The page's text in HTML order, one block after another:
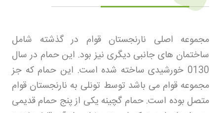
مجموعه اصلی نارنجستان قوام در گذشته شامل
ساختمان های جانبی دیگری نیز بود. این حمام در سال
130
0 خورشیدی ساخته شده است. این حمام که جز
مجموعه قوام می باشد توسط تونلی به نارنجستان قوام
متصل بوده است. حمام گچینه یکی از پنج حمام قدیمی